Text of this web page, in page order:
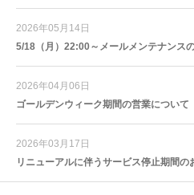
2026年05月14日
5/18（月）22:00～メールメンテナンス
2026年04月06日
ゴールデンウィーク期間の営業について
2026年03月17日
リニューアルに伴うサービス停止期間